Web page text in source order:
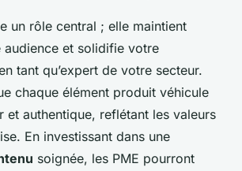
un rôle central ; elle maintient
audience et solidifie votre
tant qu’expert de votre secteur.
chaque élément produit véhicule
et authentique, reflétant les valeurs
En investissant dans une
soignée, les PME pourront